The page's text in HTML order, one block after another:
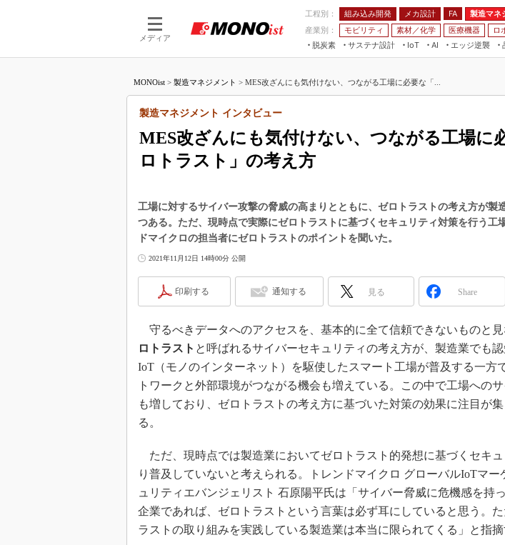
メディア
工程別： 組み込み開発 メカ設計 FA 製造マネ
産業別：
モビリティ 素材／化学 医療機器 ロ
脱炭素
サステナ設計
IoT
つながる工場
AI
AI×設備保全
エッジ逆襲
JIMTOF
IIFES
TECHNO-FRONTIER
人テク展
日本ものづくりワールド
産業オープンネット展
つながるクルマ
VR／AR
フィールドサービス
組み込みモデリング
3Dプリンタ
デジタルツインとCAE
S＆OP
インダストリー4.0
メイドインジャパン
植物工場
知財マネジメント
海外生産
FA
モビリティ
MONOist > 製造マネジメント > MES改ざんにも気付けない、つながる工場に必要な「...
MES改ざんにも気付けない、つながる工場に
ロトラスト」の考え方
製造マネジメント インタビュー
工場に対するサイバー攻撃の脅威の高まりとともに、ゼロトラストの考え方が製
つある。ただ、現時点で実際にゼロトラストに基づくセキュリティ対策を行う工
ドマイクロの担当者にゼロトラストのポイントを聞いた。
2021年11月12日 14時00分 公開
印刷する 通知する 見る Share
守るべきデータへのアクセスを、基本的に全て信頼できないものと
ロトラスト と呼ばれるサイバーセキュリティの考え方が、製造業でも認
IoT（モノのインターネット）を駆使したスマート工場が普及する一方
トワークと外部環境がつながる機会も増えている。この中で工場への
も増しており、ゼロトラストの考え方に基づいた対策の効果に注目が
る。
ただ、現時点では製造業においてゼロトラスト的発想に基づくセキュ
り普及していないと考えられる。トレンドマイクロ グローバルIoTマー
ュリティエバンジェリスト 石原陽平氏は「サイバー脅威に危機感を持
企業であれば、ゼロトラストという言葉は必ず耳にしていると思う。
ラストの取り組みを実践している製造業は本当に限られてくる」と指摘